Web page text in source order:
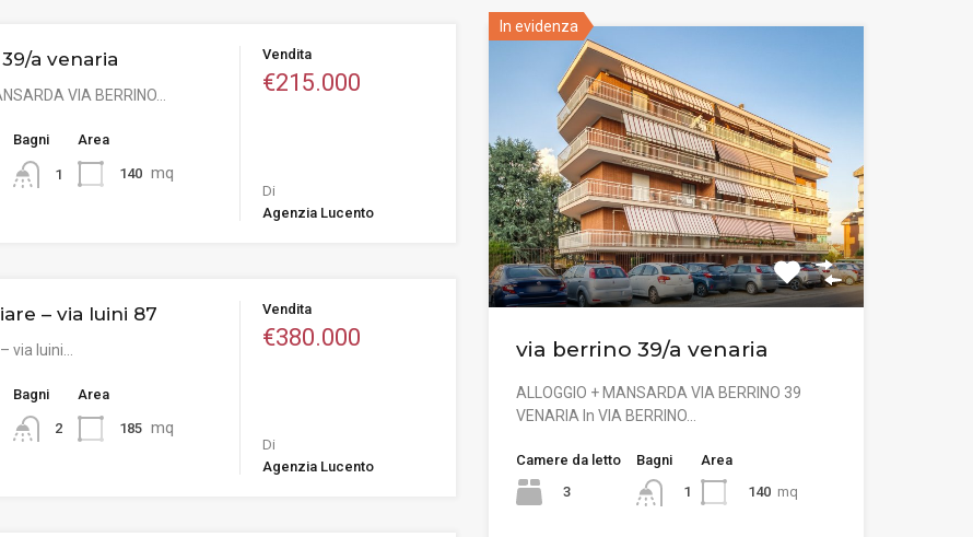
a venaria
VIA BERRINO…
Bagni
1
Area
140 mq
Vendita
€215.000
Di
Agenzia Lucento
– via luini 87
via luini…
Bagni
2
Area
185 mq
Vendita
€380.000
Di
Agenzia Lucento
In evidenza
via berrino 39/a venaria
ALLOGGIO + MANSARDA VIA BERRINO 39
VENARIA In VIA BERRINO…
Camere da letto
3
Bagni
1
Area
140 mq